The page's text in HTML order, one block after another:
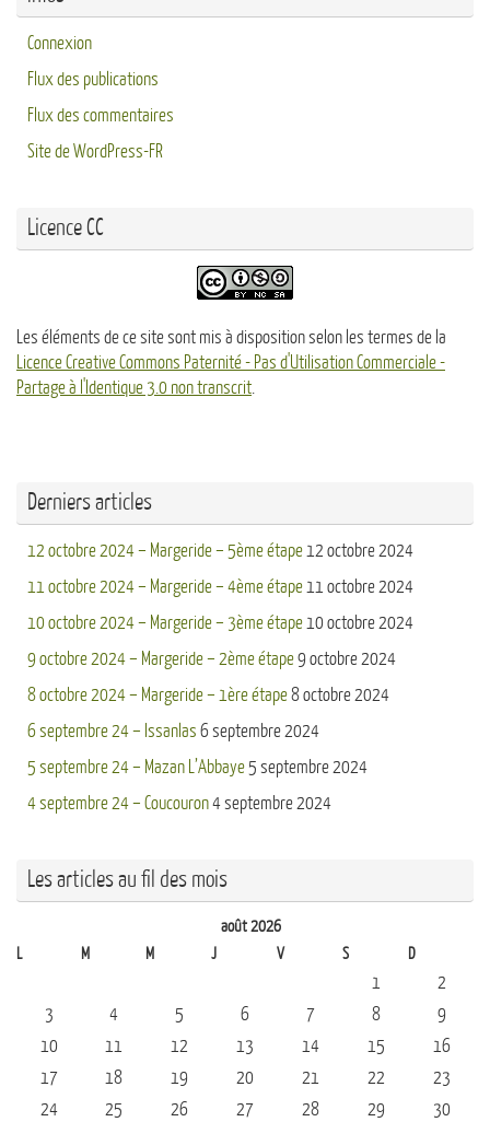
Connexion
Flux des publications
Flux des commentaires
Site de WordPress-FR
Licence CC
Les éléments de ce site sont mis à disposition selon les termes de la
Licence Creative Commons Paternité - Pas d'Utilisation Commerciale -
Partage à l'Identique 3.0 non transcrit
Derniers articles
12 octobre 2024 – Margeride – 5ème étape 12 octobre 2024
11 octobre 2024 – Margeride – 4ème étape 11 octobre 2024
10 octobre 2024 – Margeride – 3ème étape 10 octobre 2024
9 octobre 2024 – Margeride – 2ème étape9 octobre 2024
8 octobre 2024 – Margeride – 1ère étape8 octobre 2024
6 septembre 24 – Issanlas 6 septembre 2024
5 septembre 24 – Mazan L’Abbaye 5 septembre 2024
4 septembre 24 – Coucouron4 septembre 2024
Les articles au fil des mois
août 2026
L
M M J V S D
1
2
3
4 5 6 7 8
9
10
11 12 13 14 15
16
17
18 19 20 21 22
23
24
25 26 27 28 29
30